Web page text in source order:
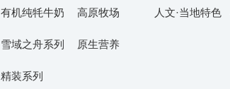
有机纯牦牛奶
雪域之舟系列
精装系列
高原牧场
原生营养
人文·当地特色